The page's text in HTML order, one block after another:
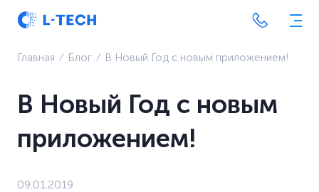
Главная ⁄ Блог ⁄ В Новый Год с новым приложением!
В Новый Год с новым
приложением!
09.01.2019